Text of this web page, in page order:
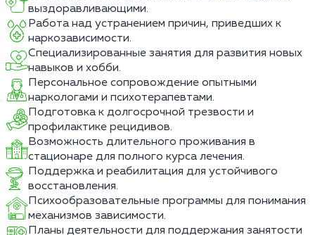
выздоравливающими.
Работа над устранением причин, приведших к
наркозависимости.
Специализированные занятия для развития новых
навыков и хобби.
Персональное сопровождение опытными
наркологами и психотерапевтами.
Подготовка к долгосрочной трезвости и
профилактике рецидивов.
Возможность длительного проживания в
стационаре для полного курса лечения.
Поддержка и реабилитация для устойчивого
восстановления.
Психообразовательные программы для понимания
механизмов зависимости.
Планы деятельности для поддержания занятости